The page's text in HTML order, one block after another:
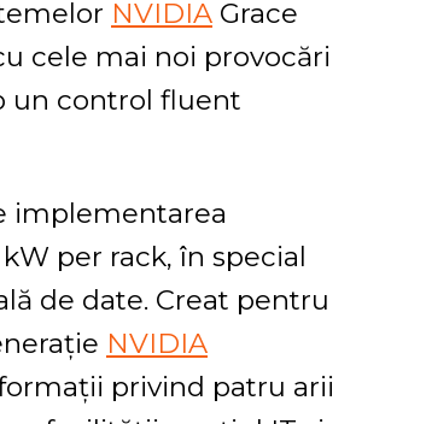
NVIDIA Grace
cele mai noi provocări
un control fluent
implementarea
per rack, în special
de date. Creat pentru
NVIDIA
privind patru arii